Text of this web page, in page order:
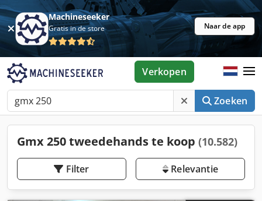
Machineseeker
Gratis in de store Naar de app
Zoeken
Verkopen
Gmx 250 tweedehands te koop (10.582)
Filter Relevantie